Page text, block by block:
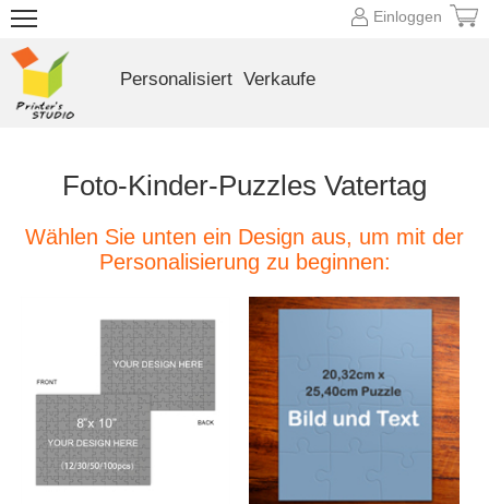
Foto-Kinder-Puzzles Vatertag
Wählen Sie unten ein Design aus, um mit der
Personalisierung zu beginnen:
Einloggen
Personalisiert Verkaufe